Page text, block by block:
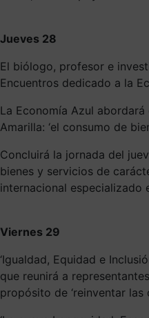
Jueves 28
El biólogo, profesor e
Encuentros dedicado a la
La Economía Azul
Amarilla: ‘el consumo de
Concluirá la jornada del
bienes y servicios de
internacional
Viernes 29
‘Igualdad, Equidad e
que reunirá a
propósito de ‘reinventar las